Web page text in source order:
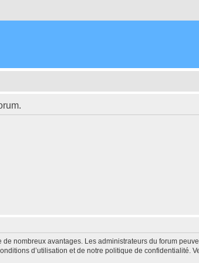
nombreux avantages. Les administrateurs du forum
d’utilisation et de notre politique de confidentialité.